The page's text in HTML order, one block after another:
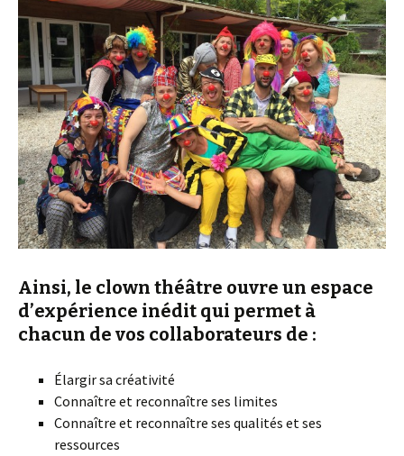
Ainsi, le clown théâtre ouvre un espace
d’expérience inédit qui permet à
chacun de vos collaborateurs de :
Élargir sa créativité
Connaître et reconnaître ses limites
Connaître et reconnaître ses qualités et ses
ressources